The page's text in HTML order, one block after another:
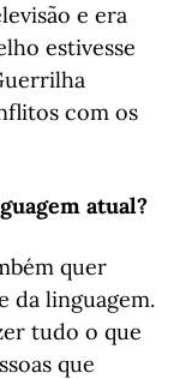
e era
estivesse
com os
atual?
quer
da linguagem.
tudo o que
que